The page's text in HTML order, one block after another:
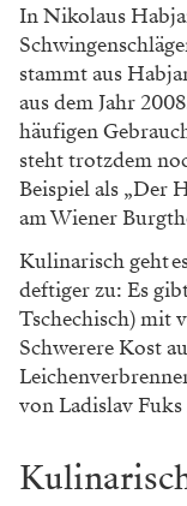
In Nikolaus
stammt aus
aus dem Jahr
häufigen
steht trotzdem
Beispiel als „Der
am Wiener
Kulinarisch geht
deftiger zu: Es
Tschechisch) mit
Schwerere Kost
von Ladislav